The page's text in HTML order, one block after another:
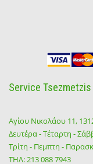
Service Tsezmetzis
Αγίου Νικολάου 11,
Δευτέρα - Τέταρτη -
Τρίτη - Πεμπτη -
ΤΗΛ:213 088 7943